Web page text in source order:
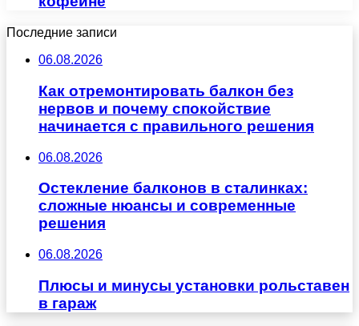
Последние записи
06.08.2026
Как отремонтировать балкон без
нервов и почему спокойствие
начинается с правильного решения
06.08.2026
Остекление балконов в сталинках:
сложные нюансы и современные
решения
06.08.2026
Плюсы и минусы установки рольставен
в гараж